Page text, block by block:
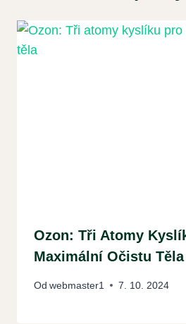
Ozon: Tři Atomy
Maximální Očistu Těla
Od webmaster1 7. 10. 2024